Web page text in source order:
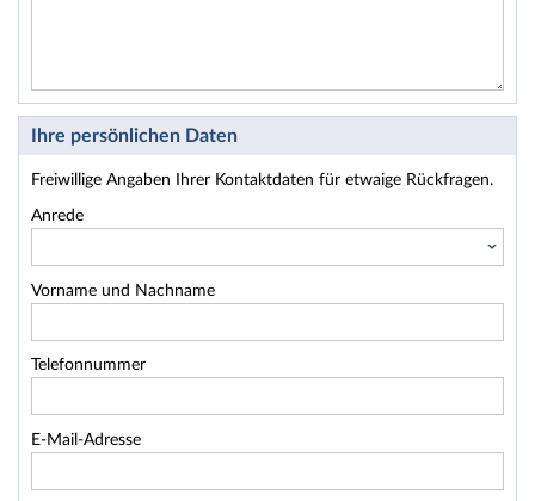
Ihre persönlichen Daten
Freiwillige Angaben Ihrer Kontaktdaten für etwaige Rückfragen.
Anrede
Vorname und Nachname
Telefonnummer
E-Mail-Adresse